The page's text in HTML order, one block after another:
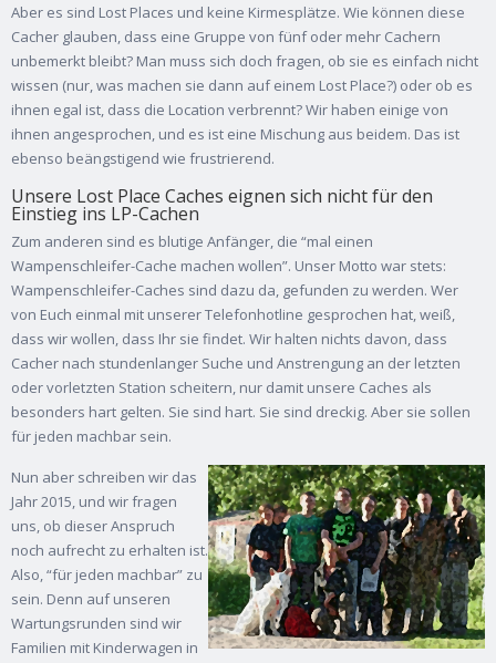
Aber es sind Lost Places und keine Kirmesplätze. Wie können diese
Cacher glauben, dass eine Gruppe von fünf oder mehr Cachern
unbemerkt bleibt? Man muss sich doch fragen, ob sie es einfach nicht
wissen (nur, was machen sie dann auf einem Lost Place?) oder ob es
ihnen egal ist, dass die Location verbrennt? Wir haben einige von
ihnen angesprochen, und es ist eine Mischung aus beidem. Das ist
ebenso beängstigend wie frustrierend.
Unsere Lost Place Caches eignen sich nicht für den
Einstieg ins LP-Cachen
Zum anderen sind es blutige Anfänger, die “mal einen
Wampenschleifer-Cache machen wollen”. Unser Motto war stets:
Wampenschleifer-Caches sind dazu da, gefunden zu werden. Wer
von Euch einmal mit unserer Telefonhotline gesprochen hat, weiß,
dass wir wollen, dass Ihr sie findet. Wir halten nichts davon, dass
Cacher nach stundenlanger Suche und Anstrengung an der letzten
oder vorletzten Station scheitern, nur damit unsere Caches als
besonders hart gelten. Sie sind hart. Sie sind dreckig. Aber sie sollen
für jeden machbar sein.
Nun aber schreiben wir das
Jahr 2015, und wir fragen
uns, ob dieser Anspruch
noch aufrecht zu erhalten ist.
Also, “für jeden machbar” zu
sein. Denn auf unseren
Wartungsrunden sind wir
Familien mit Kinderwagen in